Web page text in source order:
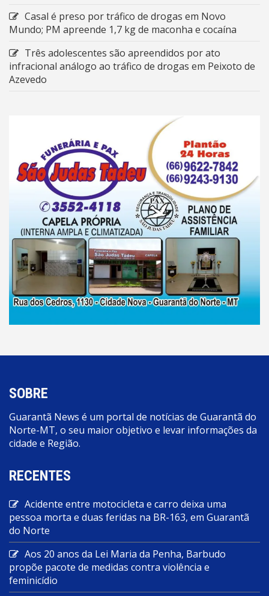
Casal é preso por tráfico de drogas em Novo
Mundo; PM apreende 1,7 kg de maconha e cocaína
Três adolescentes são apreendidos por ato
infracional análogo ao tráfico de drogas em Peixoto de
Azevedo
SOBRE
Guarantã News é um portal de notícias de Guarantã do
Norte-MT, o seu maior objetivo e levar informações da
cidade e Região.
RECENTES
Acidente entre motocicleta e carro deixa uma
pessoa morta e duas feridas na BR-163, em Guarantã
do Norte
Aos 20 anos da Lei Maria da Penha, Barbudo
propõe pacote de medidas contra violência e
feminicídio